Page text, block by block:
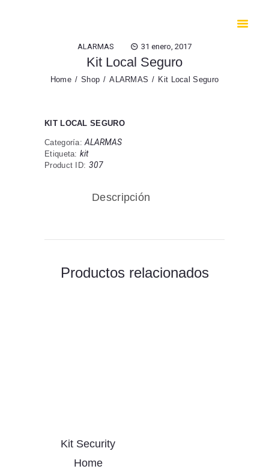
ALARMAS 31 enero, 2017
Kit Local Seguro
Home Shop ALARMAS Kit Local Seguro
NOTICIAS
DIVISIONES
SW FACTURACIÓN
KIT LOCAL SEGURO
Categoría:ALARMAS
Etiqueta: kit
Product ID: 307
Descripción
Productos relacionados
Kit Security
Home